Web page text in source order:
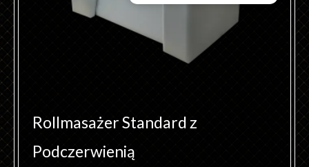
Rollmasażer Standard z
Podczerwienią
stronie
produktu